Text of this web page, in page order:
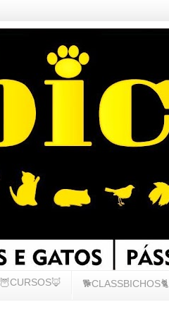
🦉CURSOS🦊 🐕CLASSBICHOS🐈